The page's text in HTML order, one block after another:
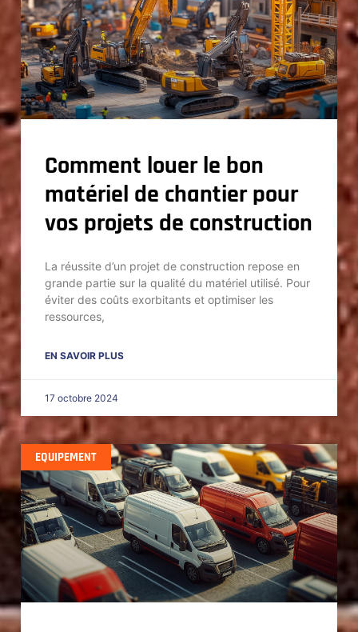
Comment louer le bon
matériel de chantier pour
vos projets de construction
La réussite d’un projet de construction repose en
grande partie sur la qualité du matériel utilisé. Pour
éviter des coûts exorbitants et optimiser les
ressources,
EN SAVOIR PLUS
17 octobre 2024
EQUIPEMENT